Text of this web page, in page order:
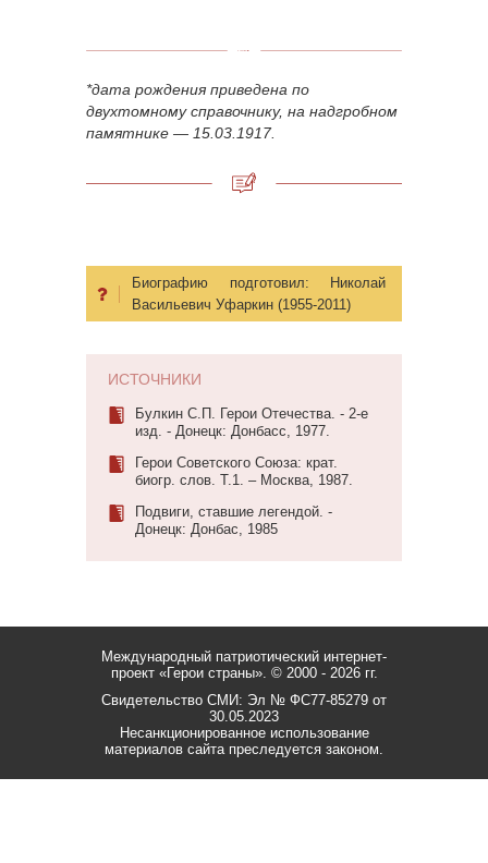
*дата рождения приведена по
двухтомному справочнику, на надгробном
памятнике — 15.03.1917.
Биографию подготовил: Николай
Васильевич Уфаркин (1955-2011)
ИСТОЧНИКИ
Булкин С.П. Герои Отечества. - 2-е
изд. - Донецк: Донбасc, 1977.
Герои Советского Союза: крат.
биогр. слов. Т.1. – Москва, 1987.
Подвиги, ставшие легендой. -
Донецк: Донбас, 1985
Международный патриотический интернет-
проект «Герои страны». © 2000 - 2026 гг.
Свидетельство СМИ: Эл № ФС77-85279 от
30.05.2023
Несанкционированное использование
материалов сайта преследуется законом.